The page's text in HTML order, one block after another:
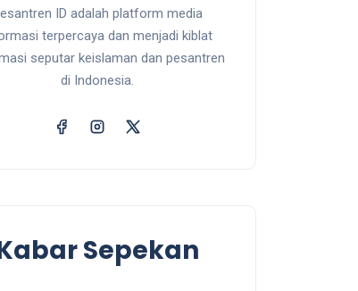
ID adalah platform media
terpercaya dan menjadi kiblat
seputar keislaman dan pesantren
di Indonesia.
Sepekan